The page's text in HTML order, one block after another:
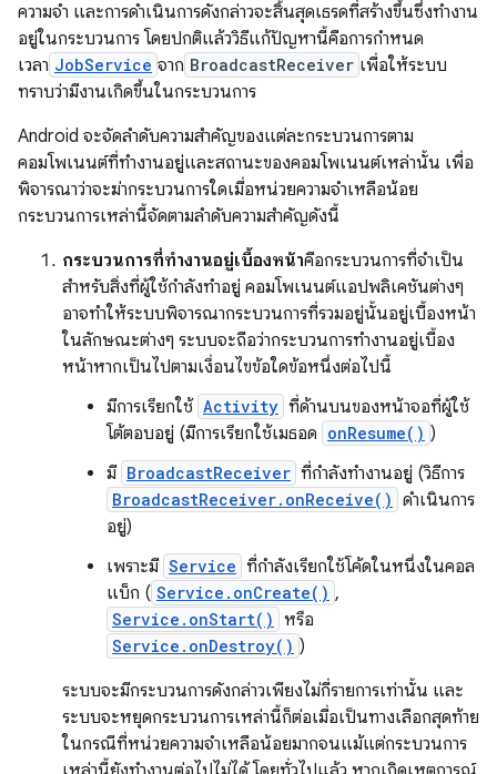
ความจำ และการดำเนินการดังกล่าวจะสิ้นสุดเธรดที่สร้างขึ้นซึ่งทำงาน
อยู่ในกระบวนการ โดยปกติแล้ววิธีแก้ปัญหานี้คือการกําหนด
เวลา JobService จาก BroadcastReceiver เพื่อให้ระบบ
ทราบว่ามีงานเกิดขึ้นในกระบวนการ
Android จะจัดลำดับความสำคัญของแต่ละกระบวนการตาม
คอมโพเนนต์ที่ทำงานอยู่และสถานะของคอมโพเนนต์เหล่านั้น เพื่อ
พิจารณาว่าจะฆ่ากระบวนการใดเมื่อหน่วยความจำเหลือน้อย
กระบวนการเหล่านี้จัดตามลําดับความสําคัญดังนี้
กระบวนการที่ทำงานอยู่เบื้องหน้าคือกระบวนการที่จําเป็น
สําหรับสิ่งที่ผู้ใช้กําลังทําอยู่ คอมโพเนนต์แอปพลิเคชันต่างๆ
อาจทําให้ระบบพิจารณากระบวนการที่รวมอยู่นั้นอยู่เบื้องหน้า
ในลักษณะต่างๆ ระบบจะถือว่ากระบวนการทำงานอยู่เบื้อง
หน้าหากเป็นไปตามเงื่อนไขข้อใดข้อหนึ่งต่อไปนี้
มีการเรียกใช้ Activity ที่ด้านบนของหน้าจอที่ผู้ใช้
โต้ตอบอยู่ (มีการเรียกใช้เมธอด onResume() )
มี BroadcastReceiver ที่กําลังทํางานอยู่ (วิธีการ
BroadcastReceiver.onReceive() ดําเนินการ
อยู่)
เพราะมี Service ที่กําลังเรียกใช้โค้ดในหนึ่งในคอล
แบ็ก ( Service.onCreate() ,
Service.onStart() หรือ
Service.onDestroy() )
ระบบจะมีกระบวนการดังกล่าวเพียงไม่กี่รายการเท่านั้น และ
ระบบจะหยุดกระบวนการเหล่านี้ก็ต่อเมื่อเป็นทางเลือกสุดท้าย
ในกรณีที่หน่วยความจําเหลือน้อยมากจนแม้แต่กระบวนการ